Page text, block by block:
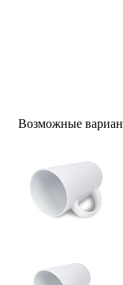
Возможные